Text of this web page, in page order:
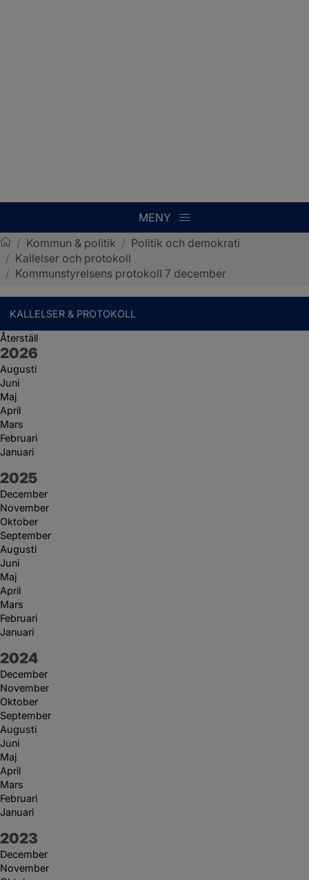
MENY
Sotenäs kommun
/ Kommun & politik / Politik och demokrati
/ Kallelser och protokoll
/ Kommunstyrelsens protokoll 7 december
KALLELSER & PROTOKOLL
Återställ
År:
2026
Augusti
Juni
Maj
April
Mars
Februari
Januari
År:
2025
December
November
Oktober
September
Augusti
Juni
Maj
April
Mars
Februari
Januari
År:
2024
December
November
Oktober
September
Augusti
Juni
Maj
April
Mars
Februari
Januari
År:
2023
December
November